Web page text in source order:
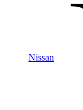
Nissan